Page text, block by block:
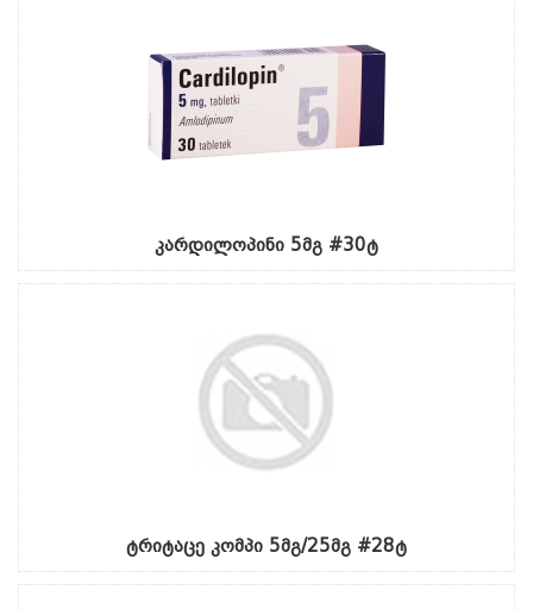
კარდილოპინი 5მგ #30ტ
ტრიტაცე კომპი 5მგ/25მგ #28ტ